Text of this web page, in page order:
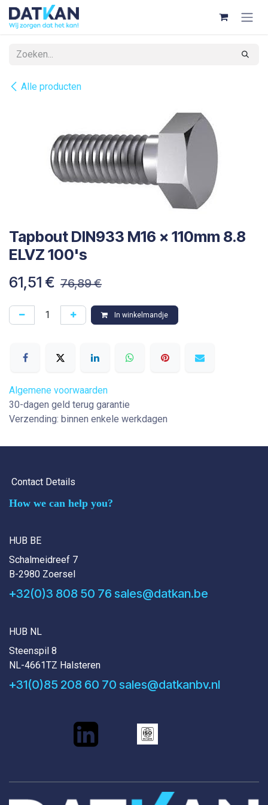
Overslaan naar inhoud
Alle producten
Tapbout DIN933 M16 x 110mm 8.8
ELVZ 100's
61,51 € 76,89€
In winkelmandje
Algemene voorwaarden
30-dagen geld terug garantie
Verzending: binnen enkele werkdagen
Contact Details
How we can help you?
HUB BE
Schalmeidreef 7
B-2980 Zoersel
+32(0)3 808 50 76 sales@datkan.be
HUB NL
Steenspil 8
NL-4661TZ Halsteren
+31(0)85 208 60 70 sales@datkanbv.nl